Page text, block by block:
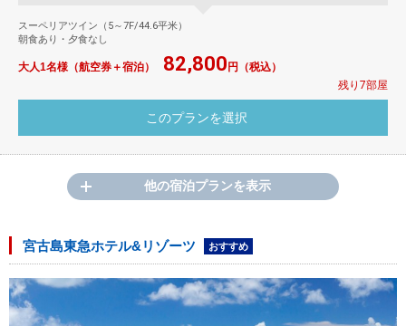
スーペリアツイン（5～7F/44.6平米）
朝食あり・夕食なし
大人1名様（航空券＋宿泊） 82,800 円（税込）
残り7部屋
他の宿泊プランを表示
宮古島東急ホテル&リゾーツ おすすめ